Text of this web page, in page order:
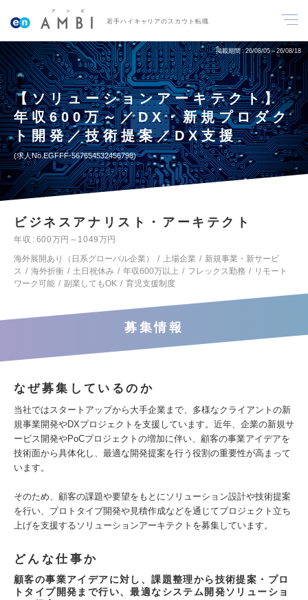
若手ハイキャリアのスカウト転職
掲載期間 26/08/05～26/08/18
【ソリューションアーキテクト】
年収600万～／DX・新規プロダク
ト開発／技術提案／DX支援
求人No.EGFFF-567654532456798
ビジネスアナリスト・アーキテクト
年収
600万円～1049万円
海外展開あり（日系グローバル企業）
上場企業
新規事業・新サービ
ス
海外折衝 土日祝休み 年収600万以上 フレックス勤務
リモート
ワーク可能
副業してもOK 育児支援制度
募集情報
なぜ募集しているのか
当社ではスタートアップから大手企業まで、多様なクライアントの新
規事業開発やDXプロジェクトを支援しています。近年、企業の新規サ
ービス開発やPoCプロジェクトの増加に伴い、顧客の事業アイデアを
技術面から具体化し、最適な開発提案を行う役割の重要性が高まって
います。
そのため、顧客の課題や要望をもとにソリューション設計や技術提案
を行い、プロトタイプ開発や見積作成などを通じてプロジェクト立ち
上げを支援するソリューションアーキテクトを募集しています。
どんな仕事か
顧客の事業アイデアに対し、課題整理から技術提案・プロ
トタイプ開発まで行い、最適なシステム開発ソリューショ